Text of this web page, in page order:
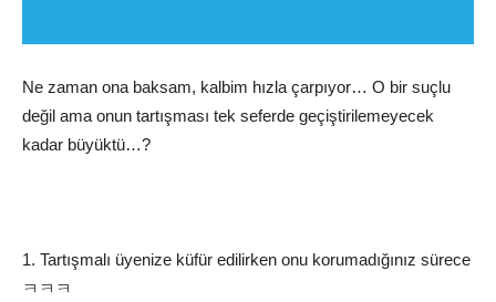
Ne zaman ona baksam, kalbim hızla çarpıyor… O bir suçlu
değil ama onun tartışması tek seferde geçiştirilemeyecek
kadar büyüktü…?
1. Tartışmalı üyenize küfür edilirken onu korumadığınız sürece
ㅋㅋㅋ